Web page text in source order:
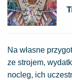
Na własne
ze strojem,
nocleg, ich